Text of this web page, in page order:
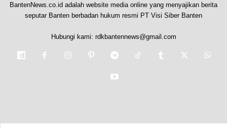
BantenNews.co.id adalah website media online yang menyajikan berita
seputar Banten berbadan hukum resmi PT Visi Siber Banten
Hubungi kami: rdkbantennews@gmail.com